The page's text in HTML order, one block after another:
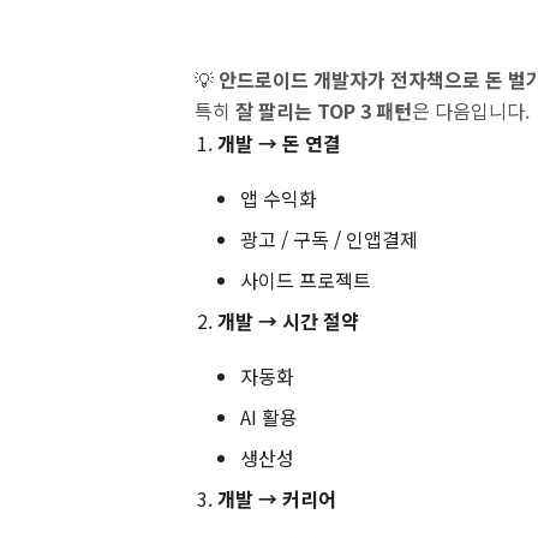
💡 안드로이드 개발자가 전자책으로 돈 벌
특히 잘 팔리는 TOP 3 패턴은 다음입니다.
개발 → 돈 연결
앱 수익화
광고 / 구독 / 인앱결제
사이드 프로젝트
개발 → 시간 절약
자동화
AI 활용
생산성
개발 → 커리어